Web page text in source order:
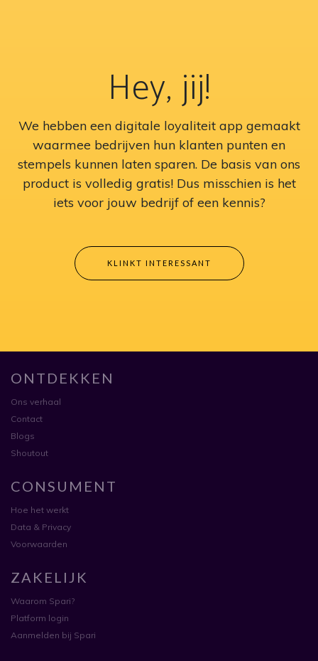
Hey, jij!
We hebben een digitale loyaliteit app gemaakt
waarmee bedrijven hun klanten punten en
stempels kunnen laten sparen. De basis van ons
product is volledig gratis! Dus misschien is het
iets voor jouw bedrijf of een kennis?
KLINKT INTERESSANT
ONTDEKKEN
Ons verhaal
Contact
Blogs
Shoutout
CONSUMENT
Hoe het werkt
Data & Privacy
Voorwaarden
ZAKELIJK
Waarom Spari?
Platform login
Aanmelden bij Spari